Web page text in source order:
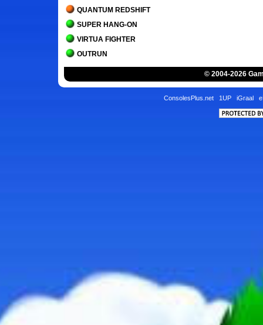
QUANTUM REDSHIFT
SUPER HANG-ON
VIRTUA FIGHTER
OUTRUN
INTERNATIONAL 3D TENNIS
AFTER BURNER CLIMAX
© 2004-2026
ConsolesPlus.net 1UP iGraal